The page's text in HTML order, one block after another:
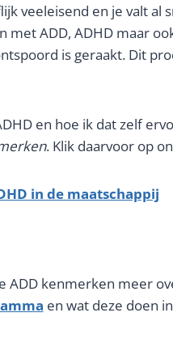
veeleisend en je valt al
met ADD, ADHD maar
is geraakt. Dit
en hoe ik dat zelf
. Klik daarvoor op
in de maatschappij
ADD kenmerken meer
en wat deze doen